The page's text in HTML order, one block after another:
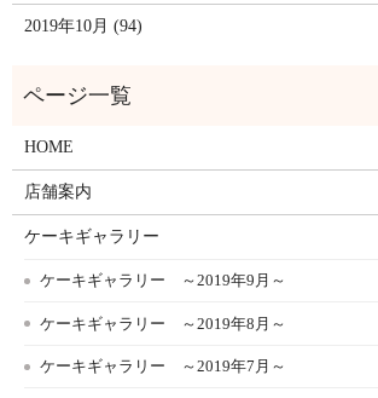
2019年10月 (94)
HOME
店舗案内
ケーキギャラリー
ケーキギャラリー ～2019年9月～
ケーキギャラリー ～2019年8月～
ケーキギャラリー ～2019年7月～